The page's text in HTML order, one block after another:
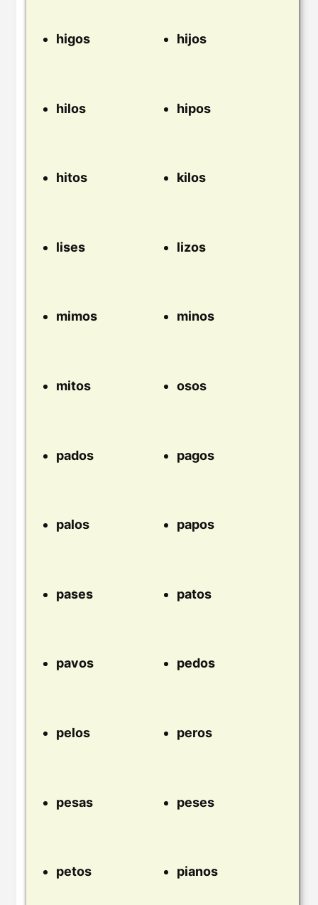
higos hijos
hilos hipos
hitos kilos
lises lizos
mimos minos
mitos osos
pados pagos
palos papos
pases patos
pavos pedos
pelos peros
pesas peses
petos pianos